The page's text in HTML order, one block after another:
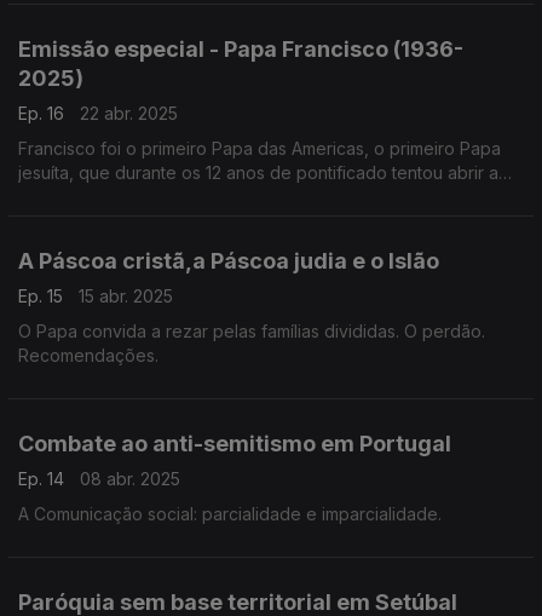
Emissão especial - Papa Francisco (1936-
2025)
Ep. 16
22 abr. 2025
Francisco foi o primeiro Papa das Americas, o primeiro Papa
jesuíta, que durante os 12 anos de pontificado tentou abrir a
A Páscoa cristã,a Páscoa judia e o Islão
Ep. 15
15 abr. 2025
O Papa convida a rezar pelas famílias divididas. O perdão.
Recomendações.
Combate ao anti-semitismo em Portugal
Ep. 14
08 abr. 2025
A Comunicação social: parcialidade e imparcialidade.
Paróquia sem base territorial em Setúbal